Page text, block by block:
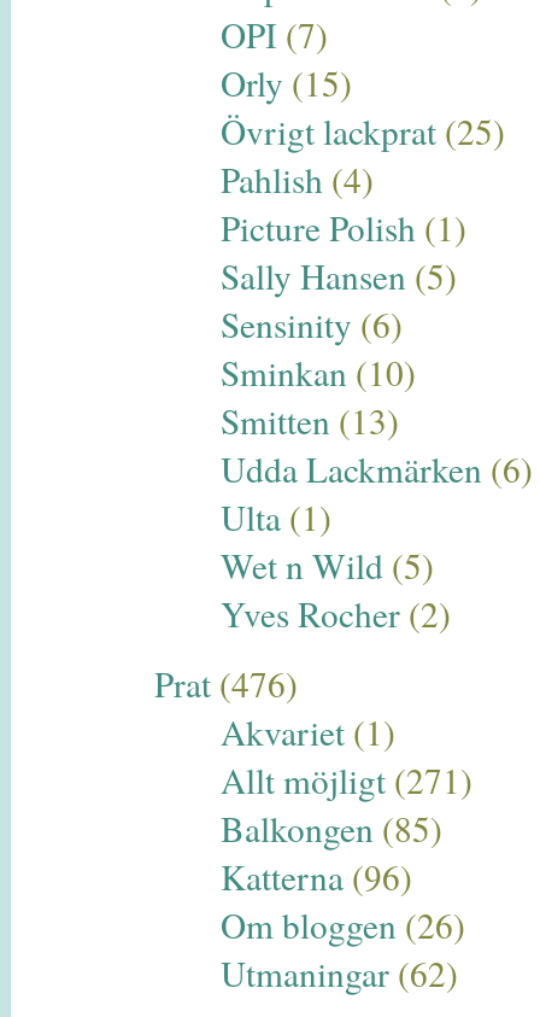
OPI (7)
Orly (15)
Övrigt lackprat (25)
Pahlish (4)
Picture Polish (1)
Sally Hansen (5)
Sensinity (6)
Sminkan (10)
Smitten (13)
Udda Lackmärken (6)
Ulta (1)
Wet n Wild (5)
Yves Rocher (2)
Prat(476)
Akvariet (1)
Allt möjligt (271)
Balkongen (85)
Katterna (96)
Om bloggen (26)
Utmaningar (62)